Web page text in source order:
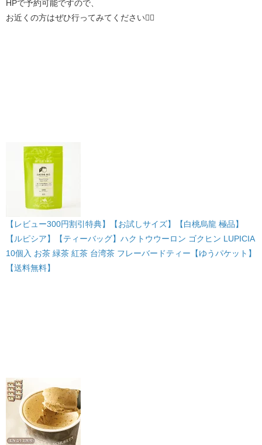
HPで予約可能ですので、
お近くの方はぜひ行ってみてください🚶‍♀️
【レビュー300円割引特典】【お試しサイズ】【白桃烏龍 極品】
【ルピシア】【ティーバッグ】ハクトウウーロン ゴクヒン LUPICIA
10個入 お茶 緑茶 紅茶 台湾茶 フレーバードティー【ゆうパケット】
【送料無料】